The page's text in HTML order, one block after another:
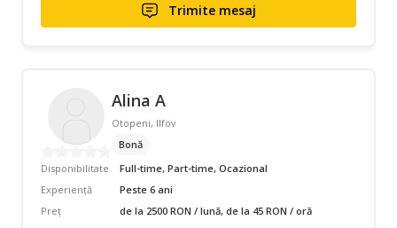
Trimite mesaj
Alina A
Otopeni, Ilfov
Bonă
Disponibilitate
Full-time, Part-time, Ocazional
Experiență
Peste 6 ani
Preț
de la 2500 RON / lună, de la 45 RON / oră